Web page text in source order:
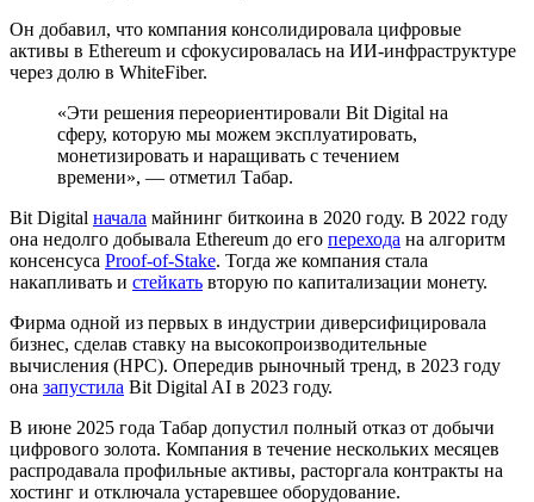
Он добавил, что компания консолидировала цифровые
активы в Ethereum и сфокусировалась на ИИ-инфраструктуре
через долю в WhiteFiber.
«Эти решения переориентировали Bit Digital на
сферу, которую мы можем эксплуатировать,
монетизировать и наращивать с течением
времени», — отметил Табар.
Bit Digital начала майнинг биткоина в 2020 году. В 2022 году
она недолго добывала Ethereum до его перехода на алгоритм
консенсуса Proof-of-Stake. Тогда же компания стала
накапливать и стейкать вторую по капитализации монету.
Фирма одной из первых в индустрии диверсифицировала
бизнес, сделав ставку на высокопроизводительные
вычисления (HPC). Опередив рыночный тренд, в 2023 году
она запустила Bit Digital AI в 2023 году.
В июне 2025 года Табар допустил полный отказ от добычи
цифрового золота. Компания в течение нескольких месяцев
распродавала профильные активы, расторгала контракты на
хостинг и отключала устаревшее оборудование.